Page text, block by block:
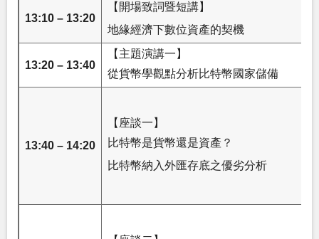
13:10 – 13:20
【開場致詞暨短講】
地緣經濟下數位資產的契機
13:20 – 13:40
【主題演講一】
從貨幣學觀點分析比特幣國家儲備
13:40 – 14:20
【座談一】
比特幣是貨幣還是資產？
比特幣納入外匯存底之優劣分析